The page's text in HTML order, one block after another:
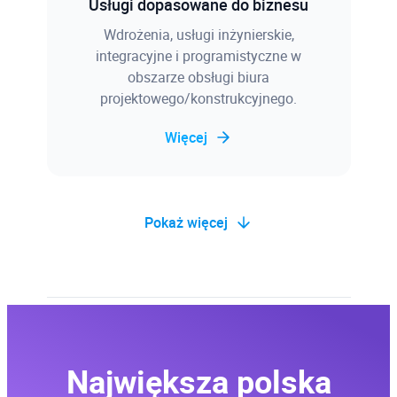
Usługi dopasowane do biznesu
Wdrożenia, usługi inżynierskie,
integracyjne i programistyczne w
obszarze obsługi biura
projektowego/konstrukcyjnego.
Więcej
Baza wiedzy
instalacją i błędami oprogramowania,
wadliwie działającym sprzętem, itp.
Pokaż więcej
Największa polska